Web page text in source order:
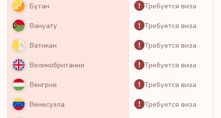
Бутан Требуется виза
Вануату Требуется виза
Ватикан Требуется виза
Великобритания Требуется виза
Венгрия Требуется виза
Венесуэла Требуется виза